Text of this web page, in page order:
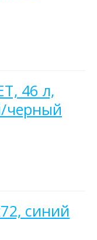
46 л,
черный
синий